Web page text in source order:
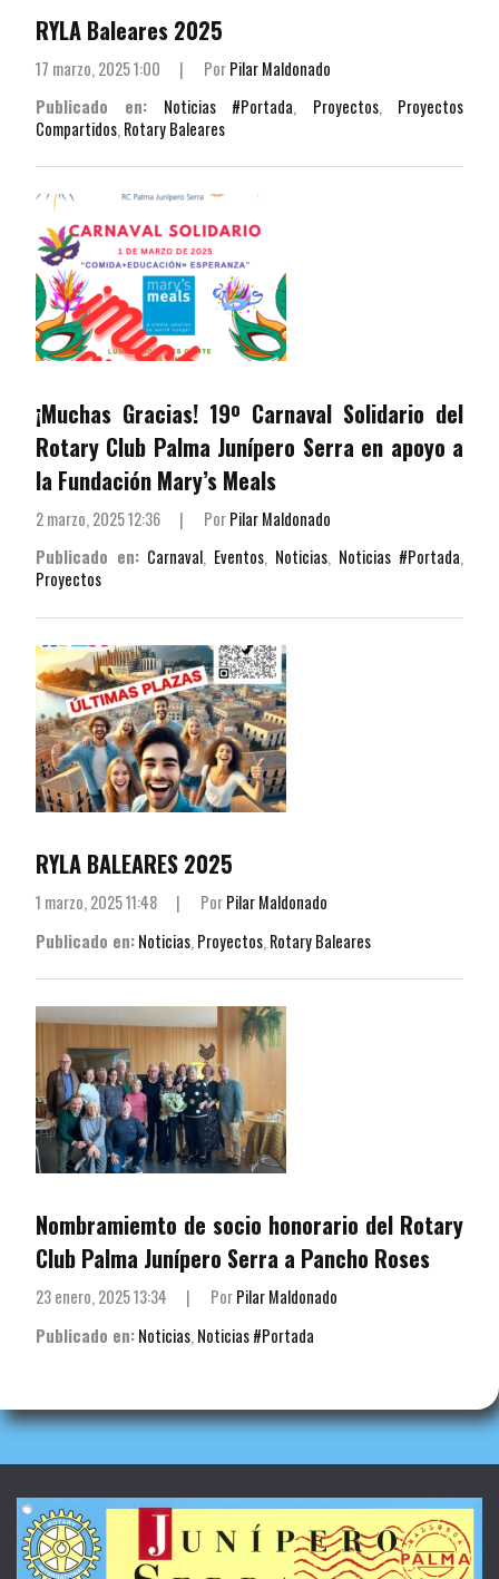
RYLA Baleares 2025
17 marzo, 2025 1:00 | PorPilar Maldonado
Publicado en:
Noticias #Portada, Proyectos, Proyectos
Compartidos,Rotary Baleares
¡Muchas Gracias! 19º Carnaval Solidario del
Rotary Club Palma Junípero Serra en apoyo a
la Fundación Mary’s Meals
2 marzo, 2025 12:36 | PorPilar Maldonado
Publicado en: Carnaval, Eventos, Noticias, Noticias #Portada,
Proyectos
RYLA BALEARES 2025
1 marzo, 2025 11:48 | PorPilar Maldonado
Publicado en:Noticias, Proyectos, Rotary Baleares
Nombramiemto de socio honorario del Rotary
Club Palma Junípero Serra a Pancho Roses
23 enero, 2025 13:34 | PorPilar Maldonado
Publicado en:Noticias, Noticias #Portada